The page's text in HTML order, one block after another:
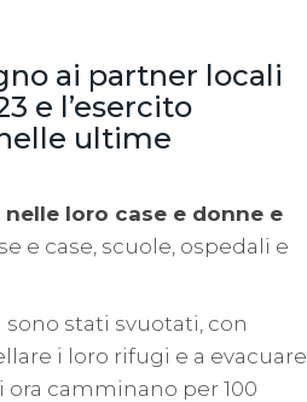
ai partner locali
e l’esercito
ultime
loro case e donne e
e case, scuole, ospedali e
stati svuotati, con
i loro rifugi e a evacuare
camminano per 100